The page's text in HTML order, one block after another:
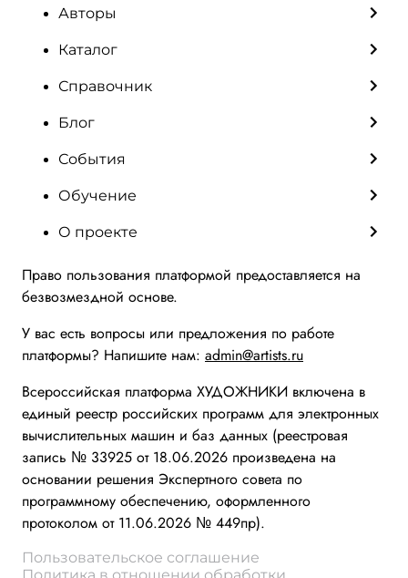
Авторы
Каталог
Справочник
Блог
События
Обучение
О проекте
Право пользования платформой предоставляется на
безвозмездной основе.
У вас есть вопросы или предложения по работе
платформы? Напишите нам: admin@artists.ru
Всероссийская платформа ХУДОЖНИКИ включена в
единый реестр российских программ для электронных
вычислительных машин и баз данных (реестровая
запись № 33925 от 18.06.2026 произведена на
основании решения Экспертного совета по
программному обеспечению, оформленного
протоколом от 11.06.2026 № 449пр).
Пользовательское соглашение